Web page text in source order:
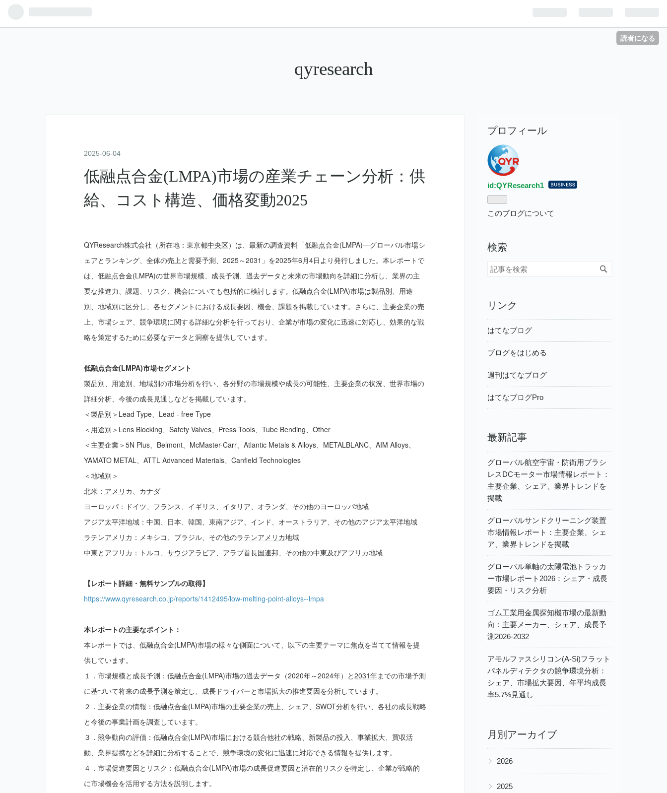
読者になる
qyresearch
2025-06-04
低融点合金(LMPA)市場の産業チェーン分析：供
給、コスト構造、価格変動2025
QYResearch株式会社（所在地：東京都中央区）は、最新の調査資料「低融点合金(LMPA)―グローバル市場シ
ェアとランキング、全体の売上と需要予測、2025～2031」を2025年6月4日より発行しました。本レポートで
は、低融点合金(LMPA)の世界市場規模、成長予測、過去データと未来の市場動向を詳細に分析し、業界の主
要な推進力、課題、リスク、機会についても包括的に検討します。低融点合金(LMPA)市場は製品別、用途
別、地域別に区分し、各セグメントにおける成長要因、機会、課題を掲載しています。さらに、主要企業の売
上、市場シェア、競争環境に関する詳細な分析を行っており、企業が市場の変化に迅速に対応し、効果的な戦
略を策定するために必要なデータと洞察を提供しています。
低融点合金(LMPA)市場セグメント
製品別、用途別、地域別の市場分析を行い、各分野の市場規模や成長の可能性、主要企業の状況、世界市場の
詳細分析、今後の成長見通しなどを掲載しています。
＜製品別＞Lead Type、Lead - free Type
＜用途別＞Lens Blocking、Safety Valves、Press Tools、Tube Bending、Other
＜主要企業＞5N Plus、Belmont、McMaster-Carr、Atlantic Metals & Alloys、METALBLANC、AIM Alloys、
YAMATO METAL、ATTL Advanced Materials、Canfield Technologies
＜地域別＞
北米： アメリ カ、カナダ
ヨーロッパ：ドイツ、フランス、イギリス、イタリア、オランダ、その他のヨーロッパ地域
アジア太平洋地域：中国、日本、韓国、東南アジア、インド、オーストラリア、その他のアジア太平洋地域
ラテンアメリカ ：メキシコ、ブラジル、その他のラテンアメリカ地域
中東とアフリカ：トルコ、 サウジアラビア、 アラブ首長国連邦、その他の中東及びアフリカ地域
【レポート詳細・無料サンプルの取得】
https://www.qyresearch.co.jp/reports/1412495/low-melting-point-alloys--lmpa
本レポートの主要なポイント：
本レポートでは、低融点合金(LMPA)市場の様々な側面について、以下の主要テーマに焦点を当てて情報を提
供しています。
１．市場規模と成長予測：低融点合金(LMPA)市場の過去データ（2020年～2024年）と2031年までの市場予測
に基づいて将来の成長予測を策定し、成長ドライバーと市場拡大の推進要因を分析しています。
２．主要企業の情報：低融点合金(LMPA)市場の主要企業の売上、シェア、 SWOT分析を行い、各社の成長戦略
と今後の事業計画を調査しています。
３．競争動向の評価：低融点合金(LMPA)市場における競合他社の戦略、新製品の投入、事業拡大、買収活
動、業界提携などを詳細に分析することで、競争環境の変化に迅速に対応できる情報を提供します。
４．市場促進要因とリスク：低融点合金(LMPA)市場の成長促進要因と潜在的 リスクを特定し、企業が戦略的
に市場機会を活用する方法を説明します。
プロフィール
id:QYResearch1 はてな
Busines
このブログについて
検索
リンク
はてなブログ
ブログをはじめる
週刊はてなブログ
はてなブログPro
最新記事
グローバル航空宇宙・防衛用ブラシ
レスDCモーター市場情報レポート：
主要企業、シェア、業界トレンドを
掲載
グローバルサンドクリーニング装置
市場情報レポート：主要企業、シェ
ア、業界トレンドを掲載
グローバル単軸の太陽電池トラッカ
ー市場レポート2026：シェア・成長
要因・リスク分析
ゴム工業用金属探知機市場の最新動
向：主要メーカー、シェア、成長予
測2026-2032
アモルファスシリコン(A-Si)フラット
パネルディテクタの競争環境分析：
シェア、市場拡大要因、年平均成長
率5.7%見通し
月別アーカイブ
▶ 2026
▶ 2025